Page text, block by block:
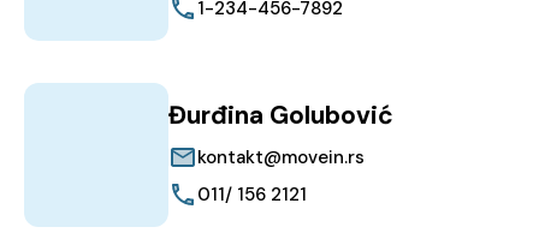
1-234-456-7892
Đurđina Golubović
kontakt@movein.rs
011/ 156 2121